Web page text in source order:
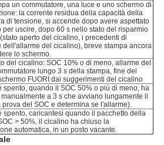
un commutatore, una luce e uno schermo di
la corrente residua della capacità della
di tensione, si accende dopo avere aspettato
per uscire, dopo 60 s nello stato del risparmio
aperto del cicalino, i precedenti di
dell'allarme del cicalino), breve stampa ancora
lo schermo.
del cicalino: SOC 10% o di meno, allarme del
lungo 3 s della stampa, fine del
FUORI dai suggerimenti del cicalino
spento, quando il SOC 50% o più di meno, ha
a 3 s che avviano lungamente il
del SOC e determina se l'allarme).
spento, caricantesi quando il pacchetto della
> 50%, il cicalino ha chiuso la
automatica, in un posto vacante.